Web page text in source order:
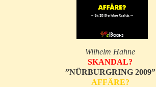
Wilhelm Hahne
SKANDAL?
”NÜRBURGRING 2009”
AFFÄRE?